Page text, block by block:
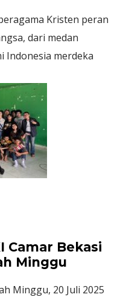
Kristen peran
dari medan
Indonesia merdeka
Camar Bekasi
Minggu
Minggu, 20 Juli 2025